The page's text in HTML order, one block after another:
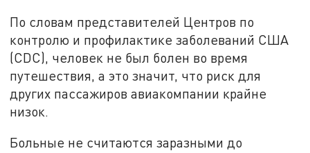
По словам представителей Центров по
контролю и профилактике заболеваний США
(CDC), человек не был болен во время
путешествия, а это значит, что риск для
других пассажиров авиакомпании крайне
низок.
Больные не считаются заразными до